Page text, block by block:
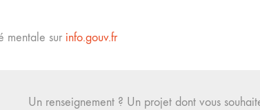
mentale sur info.gouv.fr
Un renseignement ? Un projet dont vous